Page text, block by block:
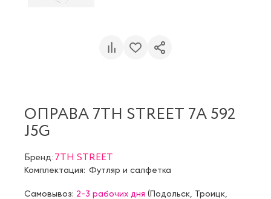
ОПРАВА 7TH STREET 7A 592
J5G
Бренд:7TH STREET
Комплектация: Футляр и салфетка
Самовывоз: 2-3 рабочих дня (Подольск Троицк